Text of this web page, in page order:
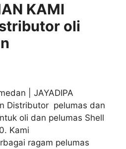
KAMI
oli
| JAYADIPA
Distributor pelumas dan
oli dan pelumas Shell
Kami
ragam pelumas